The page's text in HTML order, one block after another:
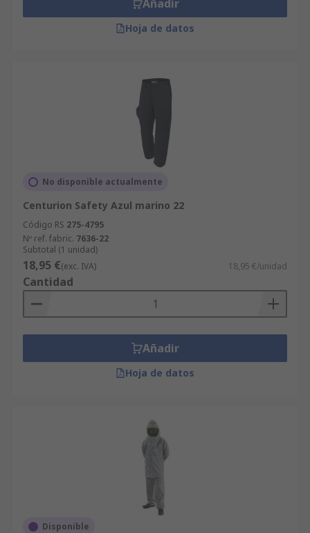
Añadir
Hoja de datos
No disponible actualmente
Centurion Safety Azul marino 22
Código RS 275-4795
Nº ref. fabric. 7636-22
Subtotal (1 unidad)
18,95 €(exc. IVA) 18,95 €/unidad
Cantidad
Añadir
Hoja de datos
Disponible